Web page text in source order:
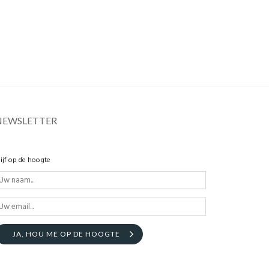
op de hoogte
JA, HOU ME OP DE HOOGTE